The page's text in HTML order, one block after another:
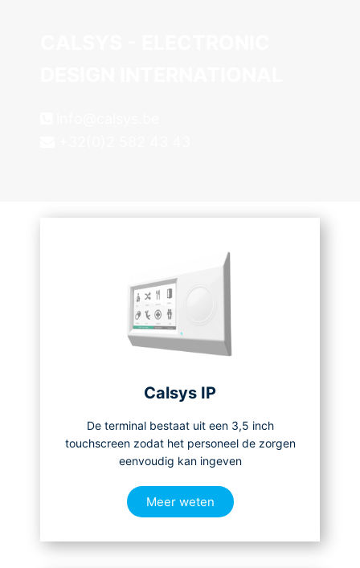
Calsys IP
De terminal bestaat uit een 3,5 inch
touchscreen zodat het personeel de zorgen
eenvoudig kan ingeven
Meer weten